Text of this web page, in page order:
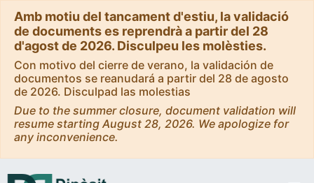
Amb motiu del tancament d'estiu, la validació
de documents es reprendrà a partir del 28
d'agost de 2026. Disculpeu les molèsties.
Con motivo del cierre de verano, la validación de
documentos se reanudará a partir del 28 de agosto
de 2026. Disculpad las molestias
Due to the summer closure, document validation will
resume starting August 28, 2026. We apologize for
any inconvenience.